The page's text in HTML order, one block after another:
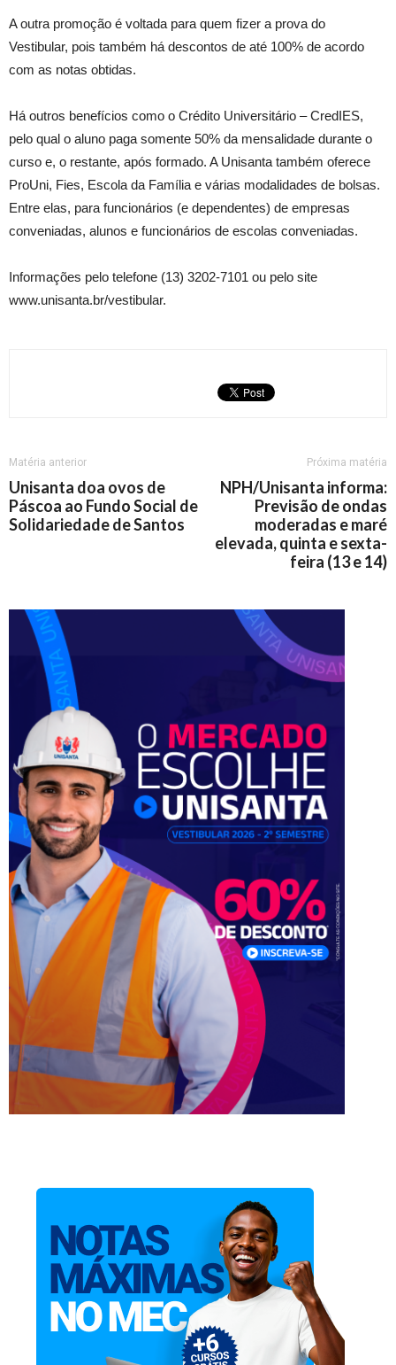
A outra promoção é voltada para quem fizer a prova do
Vestibular, pois também há descontos de até 100% de acordo
com as notas obtidas.
Há outros benefícios como o Crédito Universitário – CredIES,
pelo qual o aluno paga somente 50% da mensalidade durante o
curso e, o restante, após formado. A Unisanta também oferece
ProUni, Fies, Escola da Família e várias modalidades de bolsas.
Entre elas, para funcionários (e dependentes) de empresas
conveniadas, alunos e funcionários de escolas conveniadas.
Informações pelo telefone (13) 3202-7101 ou pelo site
www.unisanta.br/vestibular.
Matéria anterior
Unisanta doa ovos de
Páscoa ao Fundo Social de
Solidariedade de Santos
Próxima matéria
NPH/Unisanta informa:
Previsão de ondas
moderadas e maré
elevada, quinta e sexta-
feira (13 e 14)